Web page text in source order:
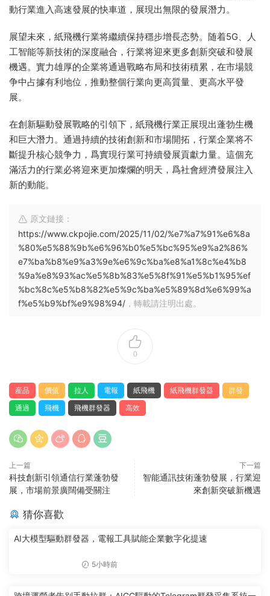
動行業進入高速發展的快車道，展現出無限的發展潛力。
展望未來，紙飛機行業将繼續保持穩步增長态勢。随着5G、人
工智能等新技術的深度融合，行業将迎來更多創新突破和發展
機遇。實力雄厚的企業将通過戰略布局和技術積累，在市場競
争中占據有利地位，推動整個行業向更高質量、更高水平發
展。
在創新驅動發展戰略的引領下，紙飛機行業正展現出蓬勃生機
和巨大潛力。通過持續的技術創新和市場開拓，行業企業将不
斷提升核心競争力，爲實現行業可持續發展貢獻力量。這個充
滿活力的行業必将迎來更加燦爛的明天，爲社會經濟發展注入
新的動能。
原文鏈接：
https://www.ckpojie.com/2025/11/02/%e7%a7%91%e6%8a
%80%e5%88%9b%e6%96%b0%e5%bc%95%e9%a2%86%
e7%ba%b8%e9%a3%9e%e6%9c%ba%e8%a1%8c%e4%b8
%9a%e8%93%ac%e5%8b%83%e5%8f%91%e5%b1%95%ef
%bc%8c%e5%b8%82%e5%9c%ba%e5%89%8d%e6%99%a
f%e5%b9%bf%e9%98%94/ ，轉載請注明出處。
0
産品 價值 拉人 電報 紙飛機 紙飛機群發器
群發
通過
飛機 飛機群發器 高效
上一篇
科技創新引領通信行業蓬勃發
展，市場前景廣闊備受關注
下一篇
智能通訊技術蓬勃發展，行業迎
來創新突破新機遇
猜你喜歡
AI大模型驅動群發器，電報工具賦能企業數字化提速
5小時前